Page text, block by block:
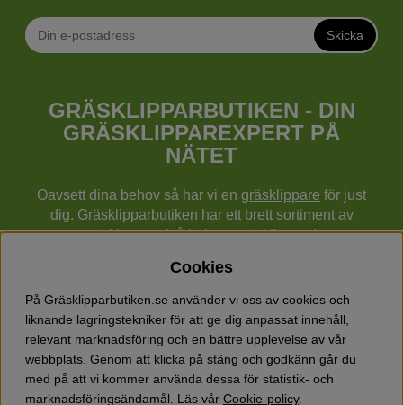
Skicka
GRÄSKLIPPARBUTIKEN - DIN
GRÄSKLIPPAREXPERT PÅ
NÄTET
Oavsett dina behov så har vi en gräsklippare för just
dig. Gräsklipparbutiken har ett brett sortiment av
gräsklippare (gå bakom gräsklippare),
cylindergräsklippare, traktorer mm från Husqvarna,
Klippo och Gardena.
Utöver gräsklippare finns också ett brett sortiment hos
Gräsklipparbutiken med skog & trädgårdsprodukter så
som grästrimmers, röjsågar, motorsågar, häcksaxar,
jordfräsar, lövblåsar, snöslungor, vertikalskärare, elverk,
skyddsutrustning, kläder, oljor, barnleksaker mm.
Cookies
På Gräsklipparbutiken.se använder vi oss av cookies och
liknande lagringstekniker för att ge dig anpassat innehåll,
relevant marknadsföring och en bättre upplevelse av vår
webbplats. Genom att klicka på stäng och godkänn går du
med på att vi kommer använda dessa för statistik- och
marknadsföringsändamål. Läs vår Cookie-policy.